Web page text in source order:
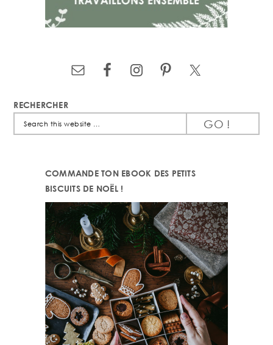
RECHERCHER
COMMANDE TON EBOOK DES PETITS
BISCUITS DE NOËL !